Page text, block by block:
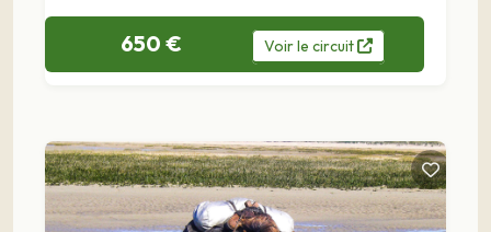
650 € Voirle circuit